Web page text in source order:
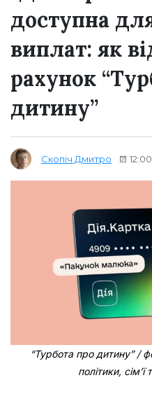
доступна
виплат: як
рахунок
дитину”
Скопіч Дмитро
“Турбота про дитину” /
політики, сім’ї